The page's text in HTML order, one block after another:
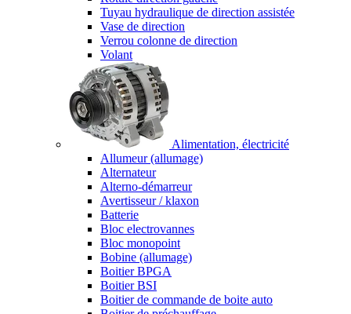
Tuyau hydraulique de direction assistée
Vase de direction
Verrou colonne de direction
Volant
Alimentation, électricité
Allumeur (allumage)
Alternateur
Alterno-démarreur
Avertisseur / klaxon
Batterie
Bloc electrovannes
Bloc monopoint
Bobine (allumage)
Boitier BPGA
Boitier BSI
Boitier de commande de boite auto